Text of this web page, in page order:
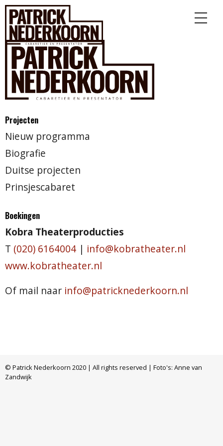
Projecten
Nieuw programma
Biografie
Duitse projecten
Prinsjescabaret
Boekingen
Kobra Theaterproducties
T (020) 6164004 | info@kobratheater.nl
www.kobratheater.nl
Of mail naar info@patricknederkoorn.nl
© Patrick Nederkoorn 2020 | All rights reserved | Foto's: Anne van
Zandwijk